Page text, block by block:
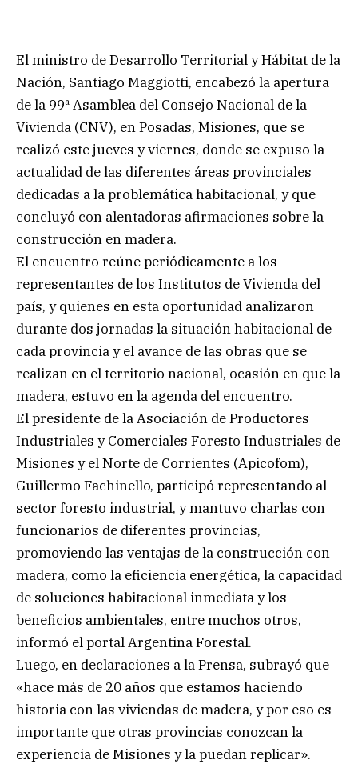
El ministro de Desarrollo Territorial y Hábitat de la
Nación, Santiago Maggiotti, encabezó la apertura
de la 99ª Asamblea del Consejo Nacional de la
Vivienda (CNV), en Posadas, Misiones, que se
realizó este jueves y viernes, donde se expuso la
actualidad de las diferentes áreas provinciales
dedicadas a la problemática habitacional, y que
concluyó con alentadoras afirmaciones sobre la
construcción en madera.
El encuentro reúne periódicamente a los
representantes de los Institutos de Vivienda del
país, y quienes en esta oportunidad analizaron
durante dos jornadas la situación habitacional de
cada provincia y el avance de las obras que se
realizan en el territorio nacional, ocasión en que la
madera, estuvo en la agenda del encuentro.
El presidente de la Asociación de Productores
Industriales y Comerciales Foresto Industriales de
Misiones y el Norte de Corrientes (Apicofom),
Guillermo Fachinello, participó representando al
sector foresto industrial, y mantuvo charlas con
funcionarios de diferentes provincias,
promoviendo las ventajas de la construcción con
madera, como la eficiencia energética, la capacidad
de soluciones habitacional inmediata y los
beneficios ambientales, entre muchos otros,
informó el portal Argentina Forestal.
Luego, en declaraciones a la Prensa, subrayó que
«hace más de 20 años que estamos haciendo
historia con las viviendas de madera, y por eso es
importante que otras provincias conozcan la
experiencia de Misiones y la puedan replicar».